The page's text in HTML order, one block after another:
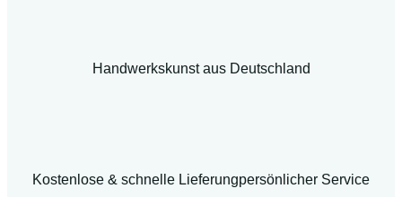
Handwerkskunst aus Deutschland
Kostenlose & schnelle Lieferungpersönlicher Service